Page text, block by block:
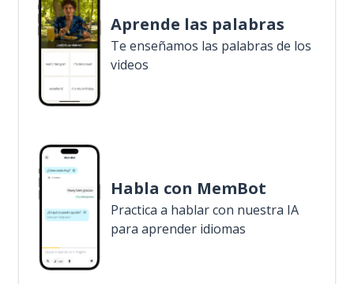
Aprende las palabras
Te enseñamos las palabras de los
videos
Habla con MemBot
Practica a hablar con nuestra IA
para aprender idiomas